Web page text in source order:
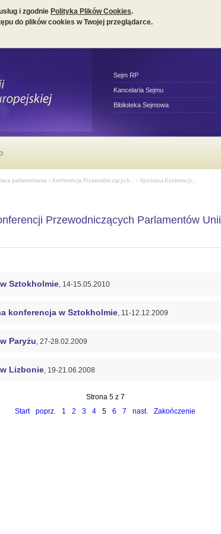
i zgodnie Polityką Plików Cookies.
do plików cookies w Twojej przeglądarce.
Sejm RP
Kancelaria Sejmu
Biblioteka Sejmowa
parlamentarna > Konferencja Przewodniczących... > Spotkania Konferencji...
Przewodniczących Parlamentów Unii
Sztokholmie, 14-15.05.2010
konferencja w Sztokholmie, 11-12.12.2009
Paryżu, 27-28.02.2009
Lizbonie, 19-21.06.2008
Strona 5 z 7
Start
poprz. 1 2 3 4 5 6 7 nast. Zakończenie